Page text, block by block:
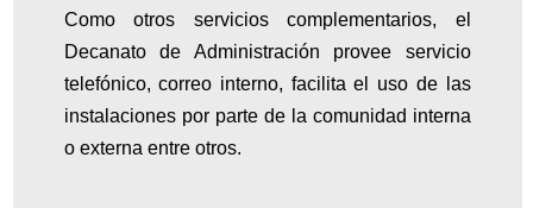
Como otros servicios complementarios, el
Decanato de Administración provee servicio
telefónico, correo interno, facilita el uso de las
instalaciones por parte de la comunidad interna
o externa entre otros.